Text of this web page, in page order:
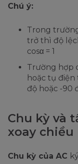
Chú ý:
Trong
trở thì độ
cosα = 1
Trường hợp
hoặc tụ điện
độ hoặc -90
Chu kỳ và
xoay chiều
Chu kỳ của AC